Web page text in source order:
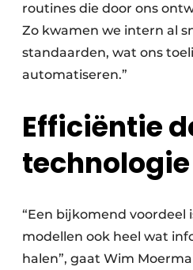
routines die door ons
Zo kwamen we intern al
standaarden, wat ons
automatiseren.”
Efficiëntie
technologie
“Een bijkomend voordeel
modellen ook heel wat
halen”, gaat Wim